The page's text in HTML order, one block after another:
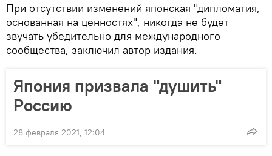
При отсутствии изменений японская "дипломатия,
основанная на ценностях", никогда не будет
звучать убедительно для международного
сообщества, заключил автор издания.
Япония призвала "душить"
Россию
28 февраля 2021, 12:04